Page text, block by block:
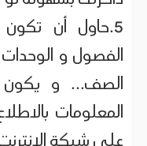
5.حاول أن
الفصول و
الصف... و يكون
المعلومات